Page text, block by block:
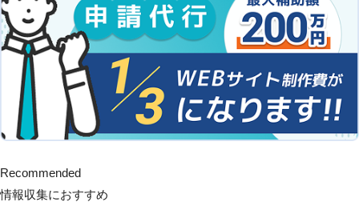
Recommended
情報収集におすすめ